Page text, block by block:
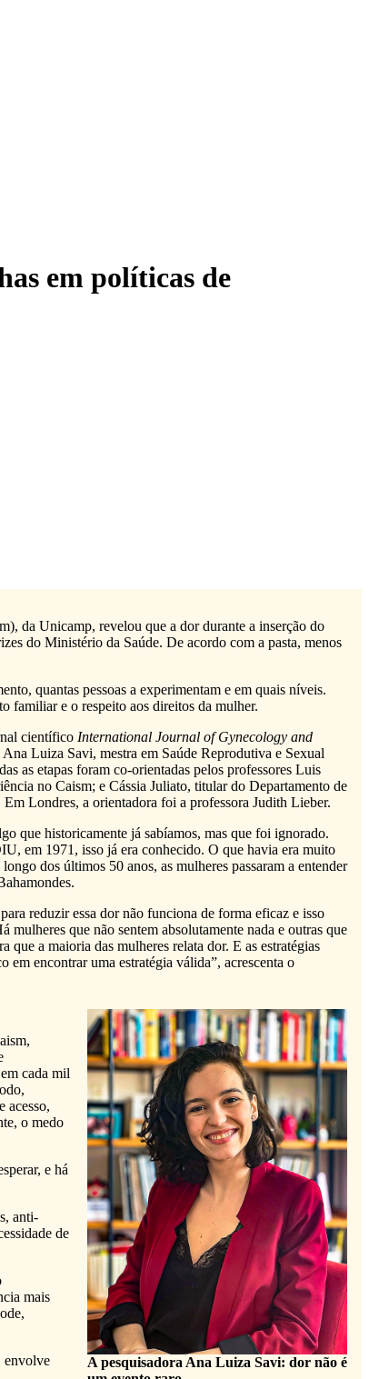
em políticas de
da Unicamp, revelou que a dor durante a inserção do
do Ministério da Saúde. De acordo com a pasta, menos
quantas pessoas a experimentam e em quais níveis.
familiar e o respeito aos direitos da mulher.
científico International Journal of Gynecology and
Luiza Savi, mestra em Saúde Reprodutiva e Sexual
as etapas foram co-orientadas pelos professores Luis
no Caism; e Cássia Juliato, titular do Departamento de
Londres, a orientadora foi a professora Judith Lieber.
que historicamente já sabíamos, mas que foi ignorado.
em 1971, isso já era conhecido. O que havia era muito
dos últimos 50 anos, as mulheres passaram a entender
reduzir essa dor não funciona de forma eficaz e isso
que não sentem absolutamente nada e outras que
que a maioria das mulheres relata dor. E as estratégias
encontrar uma estratégia válida”, acrescenta o
A pesquisadora Ana Luiza Savi: dor não é
cada mil
acesso,
o medo
e há
anti-
de
mais
envolve